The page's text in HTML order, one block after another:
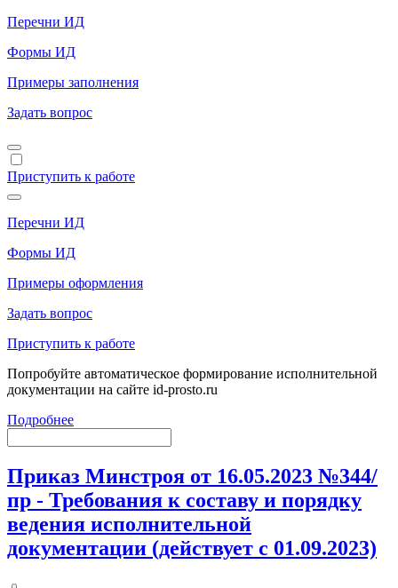
Перечни ИД
Формы ИД
Примеры заполнения
Задать вопрос
Приступить к работе
Перечни ИД
Формы ИД
Примеры оформления
Задать вопрос
Приступить к работе
Попробуйте автоматическое формирование исполнительной
документации на сайте id-prosto.ru
Подробнее
Приказ Минстроя от 16.05.2023 №344/
пр - Требования к составу и порядку
ведения исполнительной
документации (действует с 01.09.2023)